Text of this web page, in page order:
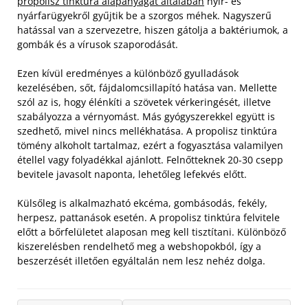
nyárfarügyekről gyűjtik be a szorgos méhek. Nagyszerű
hatással van a szervezetre, hiszen gátolja a baktériumok, a
gombák és a vírusok szaporodását.
Ezen kívül eredményes a különböző gyulladások
kezelésében, sőt, fájdalomcsillapító hatása van. Mellette
szól az is, hogy élénkíti a szövetek vérkeringését, illetve
szabályozza a vérnyomást. Más gyógyszerekkel együtt is
szedhető, mivel nincs mellékhatása. A propolisz tinktúra
tömény alkoholt tartalmaz, ezért a fogyasztása valamilyen
étellel vagy folyadékkal ajánlott. Felnőtteknek 20-30 csepp
bevitele javasolt naponta, lehetőleg lefekvés előtt.
Külsőleg is alkalmazható ekcéma, gombásodás, fekély,
herpesz, pattanások esetén. A propolisz tinktúra felvitele
előtt a bőrfelületet alaposan meg kell tisztítani. Különböző
kiszerelésben rendelhető meg a webshopokból, így a
beszerzését illetően egyáltalán nem lesz nehéz dolga.